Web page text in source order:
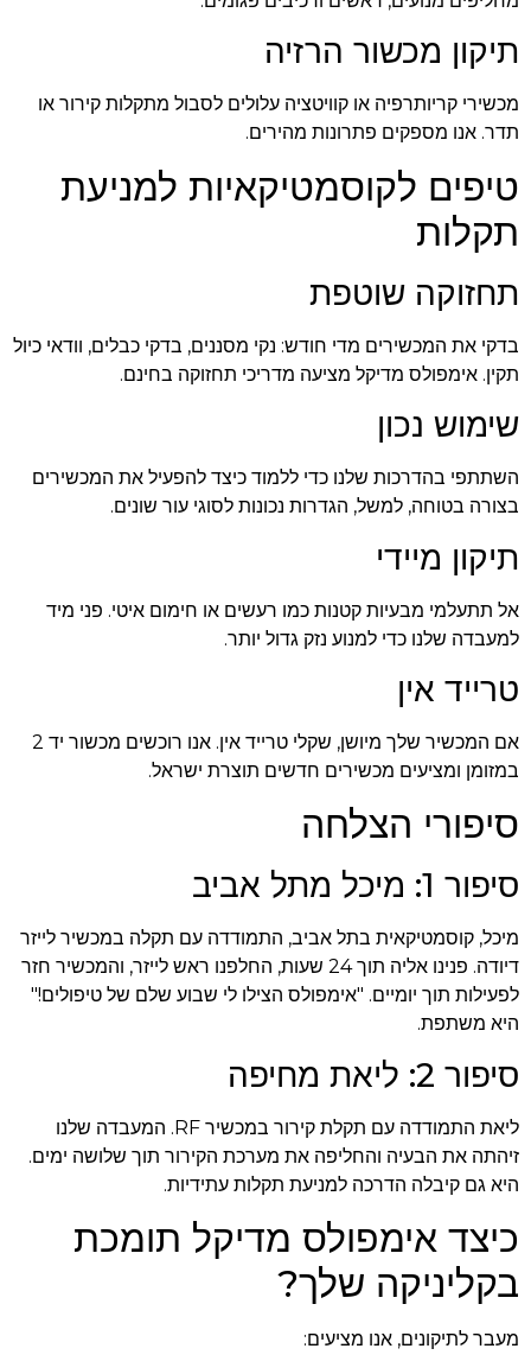
תיקון מכשור הרזיה
מכשירי קריותרפיה או קוויטציה עלולים לסבול מתקלות קירור או
תדר. אנו מספקים פתרונות מהירים.
טיפים לקוסמטיקאיות למניעת
תקלות
תחזוקה שוטפת
בדקי את המכשירים מדי חודש: נקי מסננים, בדקי כבלים, וודאי כיול
תקין. אימפולס מדיקל מציעה מדריכי תחזוקה בחינם.
שימוש נכון
השתתפי בהדרכות שלנו כדי ללמוד כיצד להפעיל את המכשירים
בצורה בטוחה, למשל, הגדרות נכונות לסוגי עור שונים.
תיקון מיידי
אל תתעלמי מבעיות קטנות כמו רעשים או חימום איטי. פני מיד
למעבדה שלנו כדי למנוע נזק גדול יותר.
טרייד אין
אם המכשיר שלך מיושן, שקלי טרייד אין. אנו רוכשים מכשור יד 2
במזומן ומציעים מכשירים חדשים תוצרת ישראל.
סיפורי הצלחה
סיפור 1: מיכל מתל אביב
מיכל, קוסמטיקאית בתל אביב, התמודדה עם תקלה במכשיר לייזר
דיודה. פנינו אליה תוך 24 שעות, החלפנו ראש לייזר, והמכשיר חזר
לפעילות תוך יומיים. "אימפולס הצילו לי שבוע שלם של טיפולים!"
היא משתפת.
סיפור 2: ליאת מחיפה
ליאת התמודדה עם תקלת קירור במכשיר RF. המעבדה שלנו
זיהתה את הבעיה והחליפה את מערכת הקירור תוך שלושה ימים.
היא גם קיבלה הדרכה למניעת תקלות עתידיות.
כיצד אימפולס מדיקל תומכת
בקליניקה שלך?
מעבר לתיקונים, אנו מציעים: